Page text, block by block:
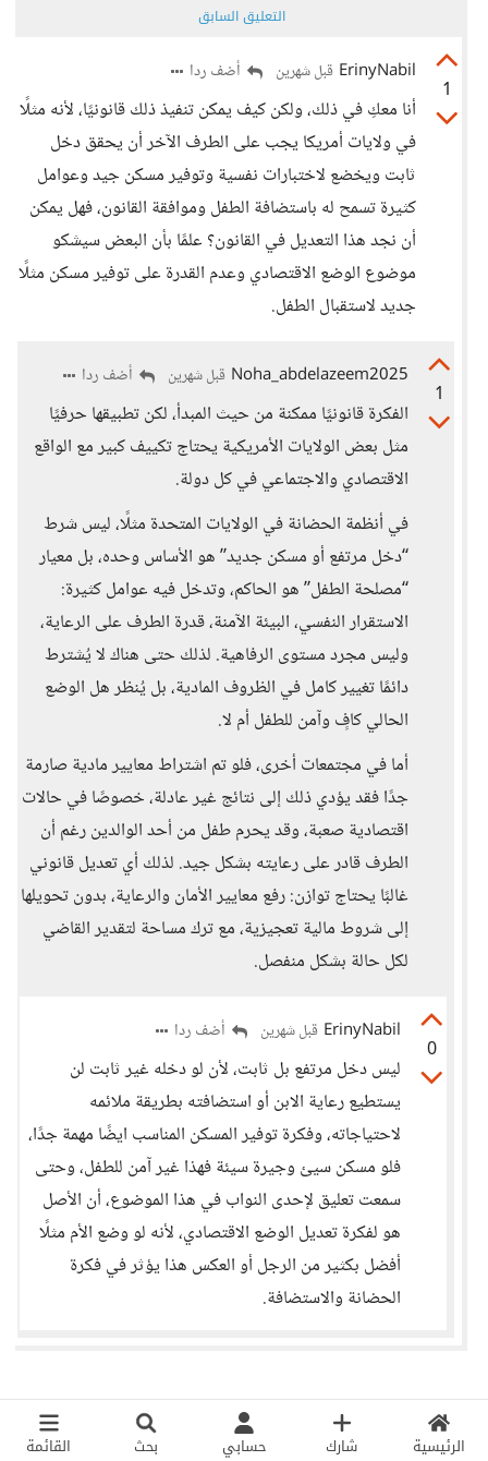
الرئيسية شارك حسابي بحث القائمة
التعليق السابق
1
ErinyNabil قبل شهرين أضف ردا
أنا معكِ في ذلك، ولكن كيف يمكن تنفيذ ذلك قانونيًا، لأنه مثلًا
في ولايات أمريكا يجب على الطرف الآخر أن يحقق دخل
ثابت ويخضع لاختبارات نفسية وتوفير مسكن جيد وعوامل
كثيرة تسمح له باستضافة الطفل وموافقة القانون، فهل يمكن
أن نجد هذا التعديل في القانون؟ علمًا بأن البعض سيشكو
موضوع الوضع الاقتصادي وعدم القدرة على توفير مسكن مثلًا
جديد لاستقبال الطفل.
1
Noha_abdelazeem2025 قبل شهرين أضف ردا
الفكرة قانونيًا ممكنة من حيث المبدأ، لكن تطبيقها حرفيًا
مثل بعض الولايات الأمريكية يحتاج تكييف كبير مع الواقع
الاقتصادي والاجتماعي في كل دولة.
في أنظمة الحضانة في الولايات المتحدة مثلًا، ليس شرط
“دخل مرتفع أو مسكن جديد” هو الأساس وحده، بل معيار
“مصلحة الطفل” هو الحاكم، وتدخل فيه عوامل كثيرة:
الاستقرار النفسي، البيئة الآمنة، قدرة الطرف على الرعاية،
وليس مجرد مستوى الرفاهية. لذلك حتى هناك لا يُشترط
دائمًا تغيير كامل في الظروف المادية، بل يُنظر هل الوضع
الحالي كافٍ وآمن للطفل أم لا.
أما في مجتمعات أخرى، فلو تم اشتراط معايير مادية صارمة
جدًا فقد يؤدي ذلك إلى نتائج غير عادلة، خصوصًا في حالات
اقتصادية صعبة، وقد يحرم طفل من أحد الوالدين رغم أن
الطرف قادر على رعايته بشكل جيد. لذلك أي تعديل قانوني
غالبًا يحتاج توازن: رفع معايير الأمان والرعاية، بدون تحويلها
إلى شروط مالية تعجيزية، مع ترك مساحة لتقدير القاضي
لكل حالة بشكل منفصل.
0
ErinyNabil قبل شهرين أضف ردا
ليس دخل مرتفع بل ثابت، لأن لو دخله غير ثابت لن
يستطيع رعاية الابن أو استضافته بطريقة ملائمه
لاحتياجاته، وفكرة توفير المسكن المناسب ايضًا مهمة جدًا،
فلو مسكن سيئ وجيرة سيئة فهذا غير آمن للطفل، وحتى
سمعت تعليق لإحدى النواب في هذا الموضوع، أن الأصل
هو لفكرة تعديل الوضع الاقتصادي، لأنه لو وضع الأم مثلًا
أفضل بكثير من الرجل أو العكس هذا يؤثر في فكرة
الحضانة والاستضافة.